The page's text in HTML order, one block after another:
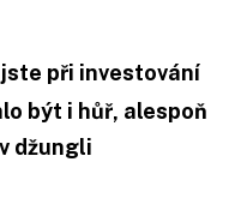
při investování
být i hůř, alespoň
džungli